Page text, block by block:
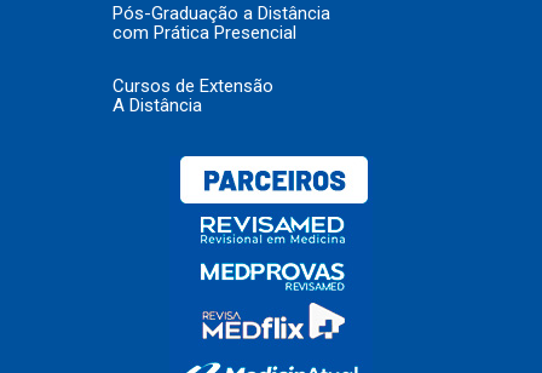
Pós-Graduação a Distância
com Prática Presencial
Cursos de Extensão
A Distância